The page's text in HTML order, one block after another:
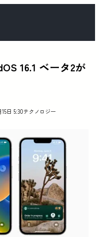
16.1 ベータ2が
15日 5:30テクノロジー